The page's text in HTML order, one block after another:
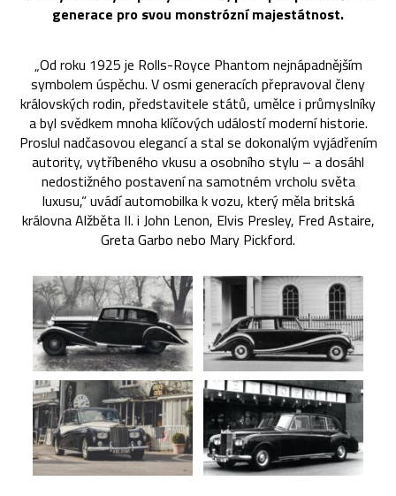
generace pro svou monstrózní majestátnost.
„Od roku 1925 je Rolls-Royce Phantom nejnápadnějším
symbolem úspěchu. V osmi generacích přepravoval členy
královských rodin, představitele států, umělce i průmyslníky
a byl svědkem mnoha klíčových událostí moderní historie.
Proslul nadčasovou elegancí a stal se dokonalým vyjádřením
autority, vytříbeného vkusu a osobního stylu – a dosáhl
nedostižného postavení na samotném vrcholu světa
luxusu,“ uvádí automobilka k vozu, který měla britská
královna Alžběta II. i John Lenon, Elvis Presley, Fred Astaire,
Greta Garbo nebo Mary Pickford.